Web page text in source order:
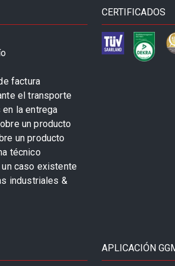
factura
el transporte
la entrega
un producto
un producto
técnico
caso existente
industriales &
CERTIFICADOS
APLICACIÓN